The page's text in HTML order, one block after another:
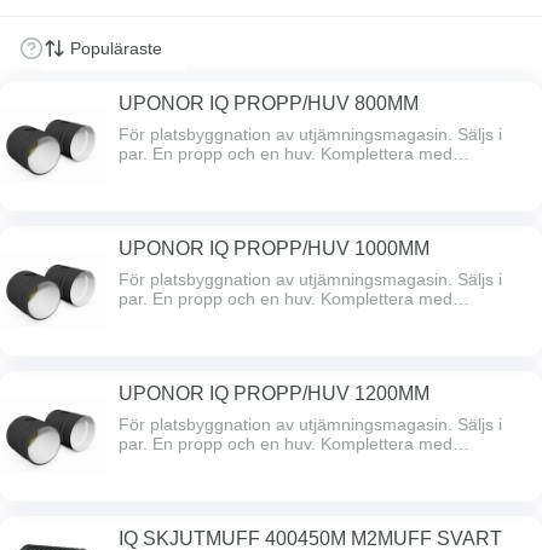
UPONOR IQ PROPP/HUV 800MM
För platsbyggnation av utjämningsmagasin. Säljs i
par. En propp och en huv. Komplettera med
UPONOR IQ PROPP/HUV 1000MM
För platsbyggnation av utjämningsmagasin. Säljs i
par. En propp och en huv. Komplettera med
UPONOR IQ PROPP/HUV 1200MM
För platsbyggnation av utjämningsmagasin. Säljs i
par. En propp och en huv. Komplettera med
IQ SKJUTMUFF 400450M M2MUFF SVART